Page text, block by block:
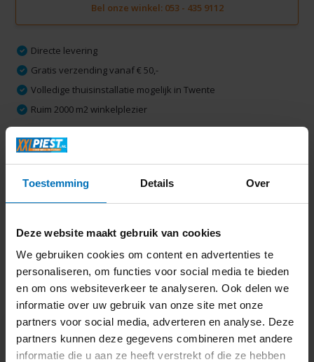
Toestemming Details Over
Deze website maakt gebruik van cookies
We gebruiken cookies om content en advertenties te
personaliseren, om functies voor social media te bieden
en om ons websiteverkeer te analyseren. Ook delen we
informatie over uw gebruik van onze site met onze
partners voor social media, adverteren en analyse. Deze
partners kunnen deze gegevens combineren met andere
informatie die u aan ze heeft verstrekt of die ze hebben
Bel onze winkel: 053 - 435 9112
Directe levering
Gratis verzending vanaf € 50,-
Volledige thuisinstallatie mogelijk in Twente
Ruim 2000 m2 winkelplezier
Productomschrijving
Specificaties
Laatst bekeken